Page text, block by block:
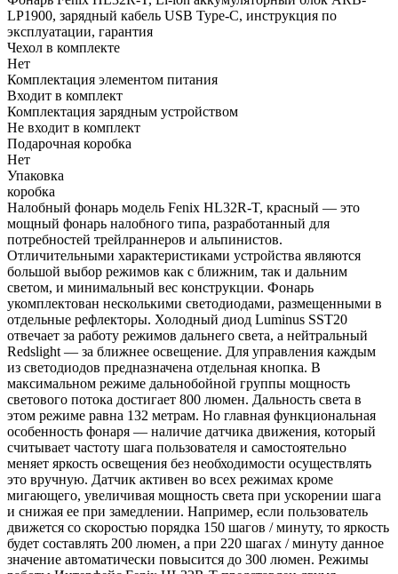
LP1900, зарядный кабель USB Type-C, инструкция по
эксплуатации, гарантия
Чехол в комплекте
Нет
Комплектация элементом питания
Входит в комплект
Комплектация зарядным устройством
Не входит в комплект
Подарочная коробка
Нет
Упаковка
коробка
Налобный фонарь модель Fenix HL32R-T, красный — это
мощный фонарь налобного типа, разработанный для
потребностей трейлраннеров и альпинистов.
Отличительными характеристиками устройства являются
большой выбор режимов как с ближним, так и дальним
светом, и минимальный вес конструкции. Фонарь
укомплектован несколькими светодиодами, размещенными в
отдельные рефлекторы. Холодный диод Luminus SST20
отвечает за работу режимов дальнего света, а нейтральный
Redslight — за ближнее освещение. Для управления каждым
из светодиодов предназначена отдельная кнопка. В
максимальном режиме дальнобойной группы мощность
светового потока достигает 800 люмен. Дальность света в
этом режиме равна 132 метрам. Но главная функциональная
особенность фонаря — наличие датчика движения, который
считывает частоту шага пользователя и самостоятельно
меняет яркость освещения без необходимости осуществлять
это вручную. Датчик активен во всех режимах кроме
мигающего, увеличивая мощность света при ускорении шага
и снижая ее при замедлении. Например, если пользователь
движется со скоростью порядка 150 шагов / минуту, то яркость
будет составлять 200 люмен, а при 220 шагах / минуту данное
значение автоматически повысится до 300 люмен. Режимы